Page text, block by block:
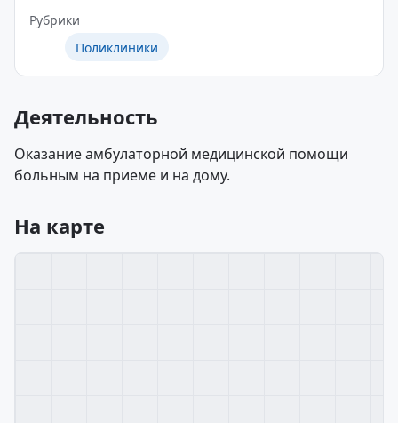
Рубрики
Поликлиники
Деятельность
Оказание амбулаторной медицинской помощи
больным на приеме и на дому.
На карте